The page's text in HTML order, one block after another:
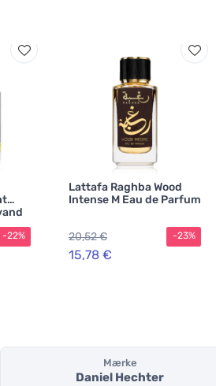
-22%
Lattafa Raghba Wood
Intense M Eau de Parfum
20,52 €
15,78 €
-23%
Mærke
Daniel Hechter